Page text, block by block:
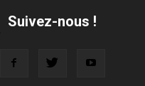
Suivez-nous !